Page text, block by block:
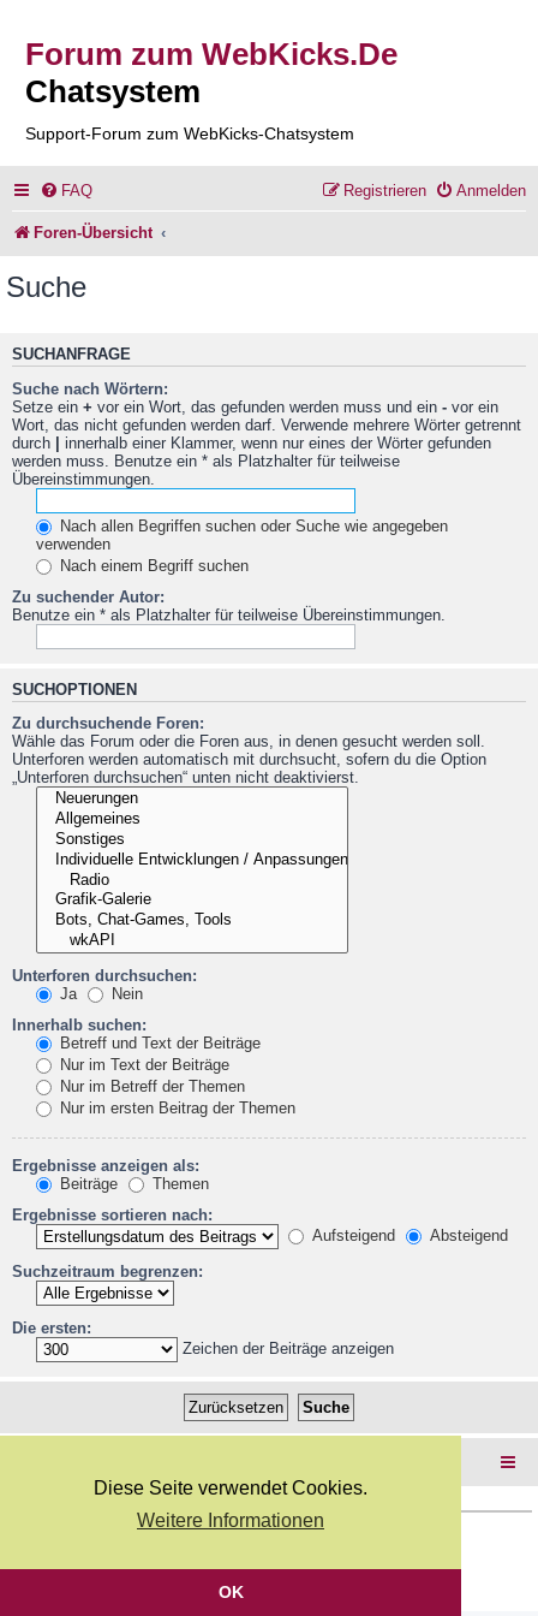
Diese Seite verwendet Cookies.
Weitere Informationen
OK
Forum zum WebKicks.De
Chatsystem
Support-Forum zum WebKicks-Chatsystem
FAQ Anmelden
Registrieren
Foren-Übersicht
Suche
SUCHANFRAGE
Suche nach Wörtern:
Setze ein + vor ein Wort, das gefunden werden muss und ein - vor ein
Wort, das nicht gefunden werden darf. Verwende mehrere Wörter getrennt
durch | innerhalb einer Klammer, wenn nur eines der Wörter gefunden
werden muss. Benutze ein * als Platzhalter für teilweise
Übereinstimmungen.
Nach allen Begriffen suchen oder Suche wie angegeben
verwenden
Nach einem Begriff suchen
Zu suchender Autor:
Benutze ein * als Platzhalter für teilweise Übereinstimmungen.
SUCHOPTIONEN
Zu durchsuchende Foren:
Wähle das Forum oder die Foren aus, in denen gesucht werden soll.
Unterforen werden automatisch mit durchsucht, sofern du die Option
„Unterforen durchsuchen“ unten nicht deaktivierst.
Unterforen durchsuchen:
Ja
Nein
Innerhalb suchen:
Betreff und Text der Beiträge
Nur im Text der Beiträge
Nur im Betreff der Themen
Nur im ersten Beitrag der Themen
Ergebnisse anzeigen als:
Beiträge
Themen
Ergebnisse sortieren nach:
Aufsteigend
Absteigend
Suchzeitraum begrenzen:
Die ersten:
Zeichen der Beiträge anzeigen
Deutsche Übersetzung durchphpBB.de